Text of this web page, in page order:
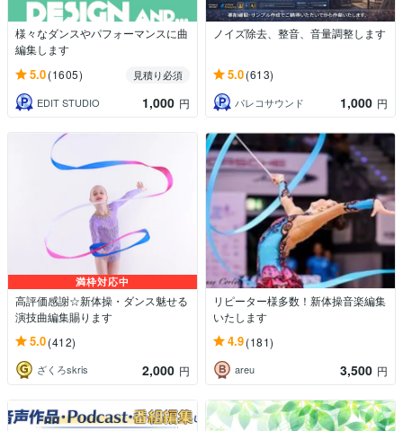
様々なダンスやパフォーマンスに曲
編集します
5.0(1605)
見積り必須
EDIT STUDIO
1,000 円
ノイズ除去、整音、音量調整します
5.0(613)
パレコサウンド 1,000 円
満枠対応中
高評価感謝☆新体操・ダンス魅せる
演技曲編集賜ります
5.0(412)
ざくろskris 2,000 円
リピーター様多数！新体操音楽編集
いたします
4.9(181)
areu 3,500 円